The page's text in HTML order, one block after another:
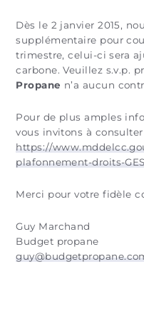
Dès le 2 janvier 2015,
supplémentaire pour
trimestre, celui-ci sera
carbone. Veuillez s.v.p.
Propane n’a aucun
Pour de plus amples
vous invitons à
https://
plafonnement-droits-
Merci pour votre fidèle
Guy Marchand
Budget propane